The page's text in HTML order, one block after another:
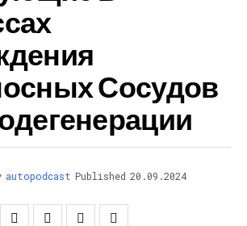
Сосудов
autopodcast Published 20.09.2024